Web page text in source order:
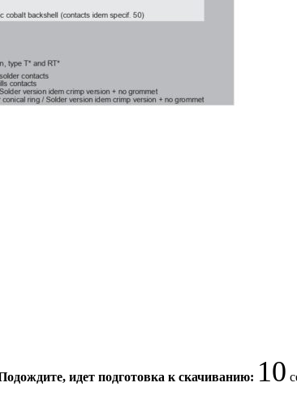
идет подготовка к скачиванию: 10